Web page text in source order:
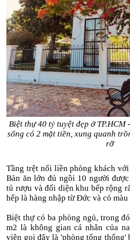
Biệt thự 40 tỷ tuyệt đẹp ở TP.HCM
sống có 2 mặt tiền, xung quanh
rỡ
Tầng trệt nối liền phòng khách
Bàn ăn lớn đủ ngồi 10 người
tủ rượu và đối diện khu bếp rộng
hếp là hàng nhập từ Đức và có màu
Biệt thự có ba phòng ngủ, trong
m2 là không gian cá nhân của
viên gọi đây là 'phòng tổng thống'